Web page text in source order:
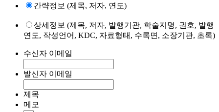
간략정보 (제목, 저자, 연도)
상세정보 (제목, 저자, 발행기관, 학술지명, 권호, 발행
연도, 작성언어, KDC, 자료형태, 수록면, 소장기관, 초록)
수신자 이메일
발신자 이메일
제목
메모